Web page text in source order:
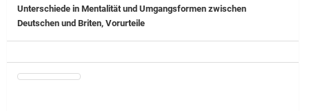
Unterschiede in Mentalität und Umgangsformen zwischen
Deutschen und Briten, Vorurteile